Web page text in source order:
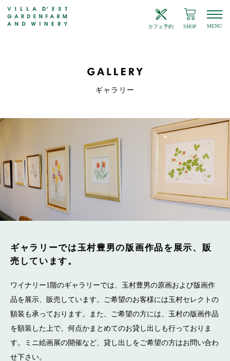
カフェ予約 SHOP MENU
ギャラリー
ギャラリーでは玉村豊男の版画作品を 展示、販
売しています。
ワイナリー1階のギャラリーでは、玉村豊男の原画および版画作
品を展示、販売しています。ご希望のお客様には玉村セレクトの
額装も承っております。また、ご希望の方には、玉村の版画作品
を額装した上で、何点かまとめてのお貸し出しも行っておりま
す。ミニ絵画展の開催など、貸し出しをご希望の方はお問い合わ
せ下さい。